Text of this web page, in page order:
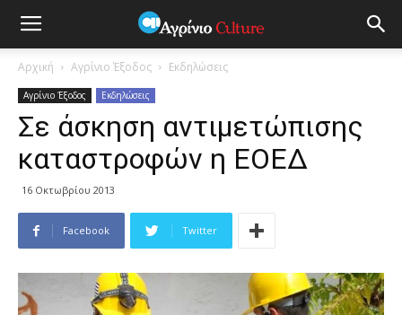
Αρχική Αγρίνιο Έξοδος Εκδηλώσεις
Αγρίνιο Έξοδος Εκδηλώσεις
Σε άσκηση αντιμετώπισης
καταστροφών η ΕΟΕΔ
16 Οκτωβρίου 2013
Facebook Twitter